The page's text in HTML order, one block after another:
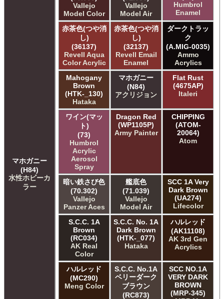
マホガニー
(H84)
水性ホビーカ
ラー
Vallejo
Model Color
Vallejo
Model Air
Humbrol
Enamel
赤茶色(つや消
し)
(36137)
Revell Aqua
Color Acrylic
赤茶色(つや消
し)
(32137)
Revell Email
Enamel
ダークトラッ
ク
(A.MIG-0035)
Ammo
Acrylics
Mahogany
Brown
(HTK-_130)
Hataka
マホガニー
(N84)
アクリジョン
Flat Rust
(4675AP)
Italeri
ワイン(マッ
ト)
(73)
Humbrol
Acrylic
Aerosol
Spray
Dragon Red
(WP1105P)
Army Painter
CHIPPING
(ATOM-
20064)
Atom
暗い鉄さび色
(70.302)
Vallejo
Panzer Aces
艦底色
(71.039)
Vallejo
Model Air
SCC 1A Very
Dark Brown
(UA274)
Lifecolor
S.C.C. 1A
Brown
(RC034)
AK Real
Color
S.C.C. No. 1A
Dark Brown
(HTK-_077)
Hataka
ハルレッド
(AK11108)
AK 3rd Gen
Acrylics
ハルレッド
(MC290)
Meng Color
S.C.C. No.1A
ベリーダーク
ブラウン
(RC873)
SCC NO.1A
VERY DARK
BROWN
(MRP-345)